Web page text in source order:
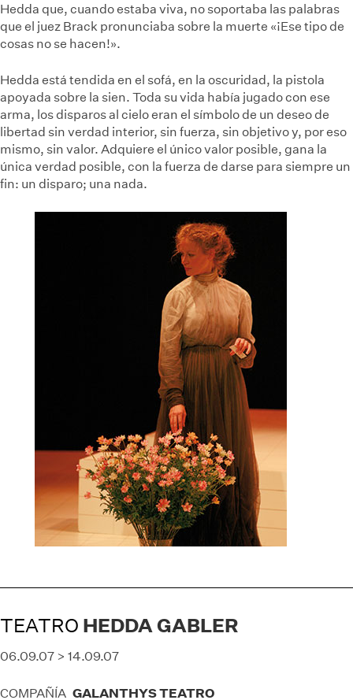
Hedda que, cuando estaba viva, no soportaba las palabras
que el juez Brack pronunciaba sobre la muerte «¡Ese tipo de
cosas no se hacen!».
Hedda está tendida en el sofá, en la oscuridad, la pistola
apoyada sobre la sien. Toda su vida había jugado con ese
arma, los disparos al cielo eran el símbolo de un deseo de
libertad sin verdad interior, sin fuerza, sin objetivo y, por eso
mismo, sin valor. Adquiere el único valor posible, gana la
única verdad posible, con la fuerza de darse para siempre un
fin: un disparo; una nada.
TEATRO HEDDA GABLER
06.09.07 > 14.09.07
COMPAÑÍA GALANTHYS TEATRO